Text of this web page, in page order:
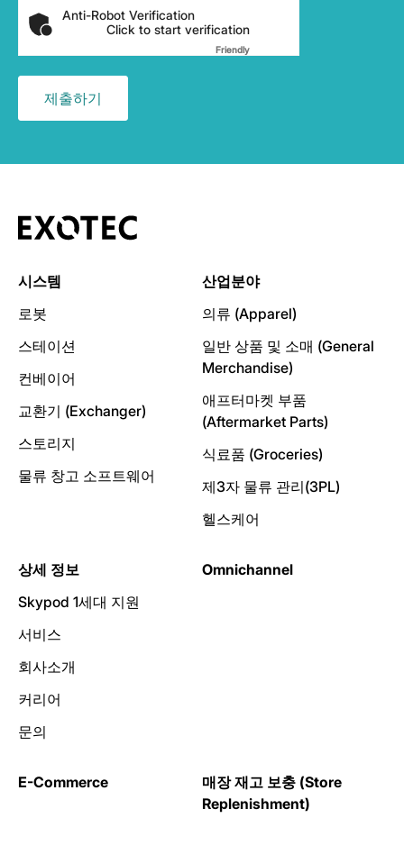
Anti-Robot Verification
Click to start verification
FriendlyCaptcha ⇗
시스템
로봇
스테이션
컨베이어
교환기 (Exchanger)
스토리지
물류 창고 소프트웨어
산업분야
의류 (Apparel)
일반 상품 및 소매 (General
Merchandise)
애프터마켓 부품
(Aftermarket Parts)
식료품 (Groceries)
제3자 물류 관리(3PL)
헬스케어
상세 정보
Skypod 1세대 지원
서비스
회사소개
커리어
문의
Omnichannel
E-Commerce
매장 재고 보충 (Store
Replenishment)